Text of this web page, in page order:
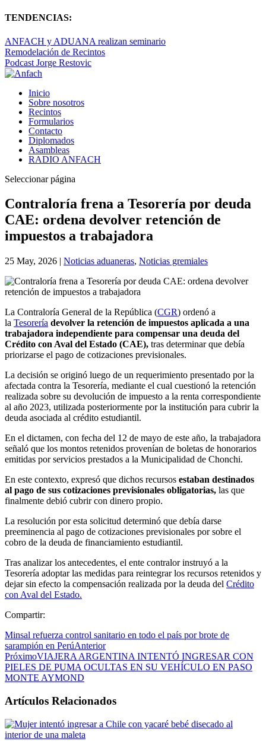
TENDENCIAS:
ANFACH y ADUANA realizan seminario
Remodelación de Recintos
Podcast Jorge Restovic
Inicio
Sobre nosotros
Recintos
Formularios
Contacto
Diplomados
Asambleas
RADIO ANFACH
Seleccionar página
Contraloría frena a Tesorería por deuda
CAE: ordena devolver retención de
impuestos a trabajadora
25 May, 2026 | Noticias aduaneras, Noticias gremiales
La Contraloría General de la República (CGR) ordenó a
la Tesorería devolver la retención de impuestos aplicada a una
trabajadora independiente para compensar una deuda del
Crédito con Aval del Estado (CAE), tras determinar que debía
priorizarse el pago de cotizaciones previsionales.
La decisión se originó luego de un requerimiento presentado por la
afectada contra la Tesorería, mediante el cual cuestionó la retención
realizada sobre su devolución de impuesto a la renta correspondiente
al año 2023, utilizada posteriormente por la institución para cubrir la
deuda asociada al crédito estudiantil.
En el dictamen, con fecha del 12 de mayo de este año, la trabajadora
señaló que los montos retenidos provenían de boletas de honorarios
emitidas por servicios prestados a la Municipalidad de Chonchi.
En este contexto, expresó que dichos recursos estaban destinados
al pago de sus cotizaciones previsionales obligatorias, las que
finalmente debió cubrir con dinero propio.
La resolución por esta solicitud determinó que debía darse
preeminencia al pago de cotizaciones previsionales por sobre el
cobro de la deuda de financiamiento estudiantil.
Tras analizar los antecedentes, el ente contralor instruyó a la
Tesorería adoptar las medidas para reintegrar los recursos retenidos y
dejar sin efecto la compensación realizada por la deuda del Crédito
con Aval del Estado.
Compartir:
Minsal refuerza control sanitario en todo el país por brote de
sarampión en PerúAnterior
PróximoVIAJERA ARGENTINA INTENTÓ INGRESAR CON
PIELES DE PUMA OCULTAS EN SU VEHÍCULO EN PASO
MONTE AYMOND
Artículos Relacionados